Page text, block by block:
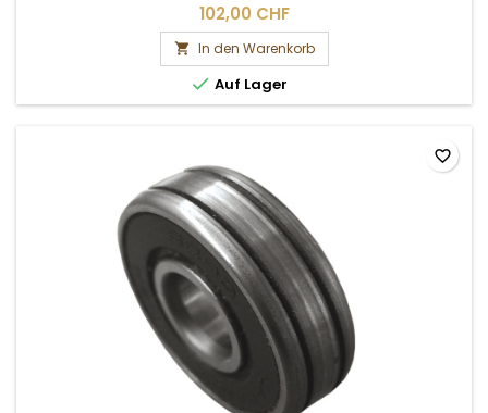
102,00 CHF
 In den Warenkorb
 Auf Lager
favorite_border